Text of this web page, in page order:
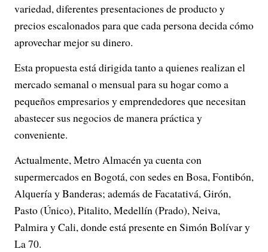
variedad, diferentes presentaciones de producto y
precios escalonados para que cada persona decida cómo
aprovechar mejor su dinero.
Esta propuesta está dirigida tanto a quienes realizan el
mercado semanal o mensual para su hogar como a
pequeños empresarios y emprendedores que necesitan
abastecer sus negocios de manera práctica y
conveniente.
Actualmente, Metro Almacén ya cuenta con
supermercados en Bogotá, con sedes en Bosa, Fontibón,
Alquería y Banderas; además de Facatativá, Girón,
Pasto (Único), Pitalito, Medellín (Prado), Neiva,
Palmira y Cali, donde está presente en Simón Bolívar y
La 70.